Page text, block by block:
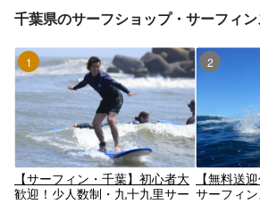
千葉県のサーフショップ・サーフィ
1位
【サーフィン・千葉】初心者大
歓迎！少人数制・九十九里サー
【無料送
サーフィ